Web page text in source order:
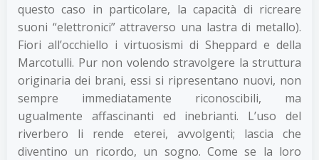
questo caso in particolare, la capacità di ricreare
suoni “elettronici” attraverso una lastra di metallo).
Fiori all’occhiello i virtuosismi di Sheppard e della
Marcotulli. Pur non volendo stravolgere la struttura
originaria dei brani, essi si ripresentano nuovi, non
sempre immediatamente riconoscibili, ma
ugualmente affascinanti ed inebrianti. L’uso del
riverbero li rende eterei, avvolgenti; lascia che
diventino un ricordo, un sogno. Come se la loro